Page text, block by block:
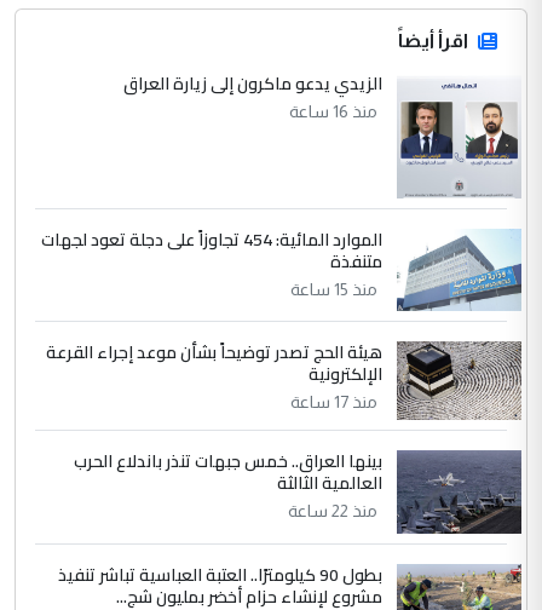
اقرأ أيضاً
الزيدي يدعو ماكرون إلى زيارة العراق
منذ 16 ساعة
الموارد المائية: 454 تجاوزاً على دجلة تعود لجهات
متنفذة
منذ 15 ساعة
هيئة الحج تصدر توضيحاً بشأن موعد إجراء القرعة
الإلكترونية
منذ 17 ساعة
بينها العراق.. خمس جبهات تنذر باندلاع الحرب
العالمية الثالثة
منذ 22 ساعة
بطول 90 كيلومترًا.. العتبة العباسية تباشر تنفيذ
مشروع لإنشاء حزام أخضر بمليون شج...